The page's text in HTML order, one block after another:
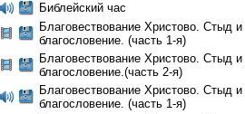
Библейский час
Благовествование Христово. Стыд и
благословение. (часть 1-я)
Благовествование Христово. Стыд и
благословение.(часть 2-я)
Благовествование Христово. Стыд и
благословение. (часть 1-я)